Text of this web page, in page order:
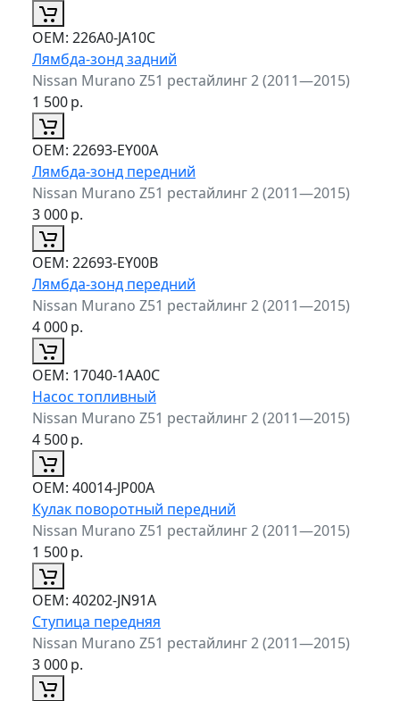
ОЕМ: 226A0-JA10C
Лямбда-зонд задний
Nissan Murano Z51 рестайлинг 2 (2011—2015)
1 500р.
ОЕМ: 22693-EY00A
Лямбда-зонд передний
Nissan Murano Z51 рестайлинг 2 (2011—2015)
3 000р.
ОЕМ: 22693-EY00B
Лямбда-зонд передний
Nissan Murano Z51 рестайлинг 2 (2011—2015)
4 000р.
ОЕМ: 17040-1AA0C
Насос топливный
Nissan Murano Z51 рестайлинг 2 (2011—2015)
4 500р.
ОЕМ: 40014-JP00A
Кулак поворотный передний
Nissan Murano Z51 рестайлинг 2 (2011—2015)
1 500р.
ОЕМ: 40202-JN91A
Ступица передняя
Nissan Murano Z51 рестайлинг 2 (2011—2015)
3 000р.